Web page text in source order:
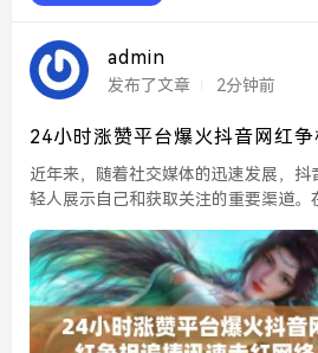
admin
发布了文章 2分钟前
24小时涨赞平台爆火抖音网红
近年来，随着社交媒体的迅速发展，
轻人展示自己和获取关注的重要渠道。
争相追捧的热点。这一平台的火爆，不